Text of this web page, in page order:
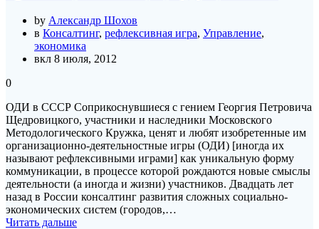
by Александр Шохов
в Консалтинг, рефлексивная игра, Управление,
экономика
вкл 8 июля, 2012
0
ОДИ в СССР Соприкоснувшиеся с гением Георгия Петровича
Щедровицкого, участники и наследники Московского
Методологического Кружка, ценят и любят изобретенные им
организационно-деятельностные игры (ОДИ) [иногда их
называют рефлексивными играми] как уникальную форму
коммуникации, в процессе которой рождаются новые смыслы
деятельности (а иногда и жизни) участников. Двадцать лет
назад в России консалтинг развития сложных социально-
экономических систем (городов,…
Читать дальше